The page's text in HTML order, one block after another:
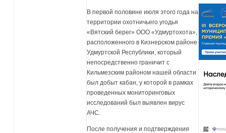
В первой половине июля этого года на
территории охотничьего угодья
«Вятский берег» ООО «Удмуртохота»,
расположенного в Кизнерском районе
Удмуртской Республики, который
непосредственно граничит с
Кильмезским районом нашей области
был добыт кабан, у которой в рамках
проведенных мониторинговых
исследований был выявлен вирус
АЧС.
После получения и подтверждения